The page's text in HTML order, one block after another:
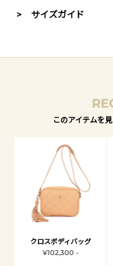
> サイズガイド
このアイテムを
クロスボディバッグ
¥102,300 -